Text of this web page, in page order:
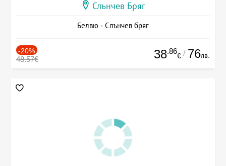
Слънчев Бряг
Белвю - Слънчев бряг
-20%
48.57€ 38.86
€ / 76лв.